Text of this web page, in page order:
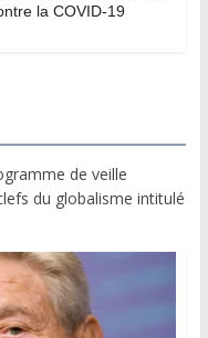
la COVID-19
de veille
du globalisme intitulé